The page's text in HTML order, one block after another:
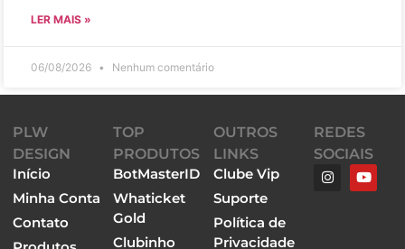
LER MAIS »
06/08/2026 Nenhum comentário
PLW
DESIGN
Início
Minha Conta
Contato
TOP
PRODUTOS
BotMasterID
Whaticket
Gold
Clubinho
OUTROS
LINKS
Clube Vip
Suporte
Política de
Privacidade
REDES
SOCIAIS